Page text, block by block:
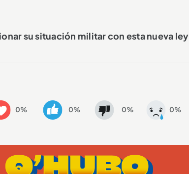
su situación militar con esta nueva ley
0% 0% 0% 0%